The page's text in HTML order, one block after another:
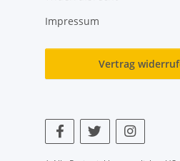
Impressum
Vertrag